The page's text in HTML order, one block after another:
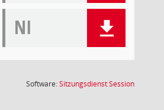
NI
Software:SitzungsdienstSession(Wird in